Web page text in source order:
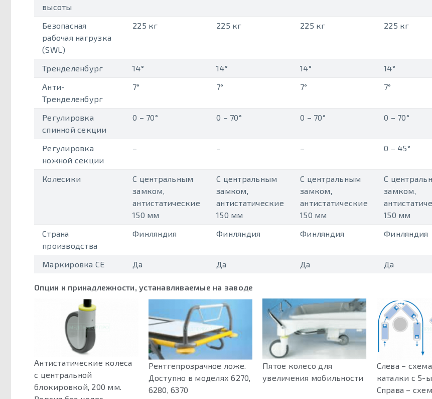
высоты
Безопасная
рабочая нагрузка
(SWL)
225 кг 225 кг 225 кг 225 кг
Тренделенбург 14° 14° 14° 14°
Анти-
Тренделенбург
7° 7° 7° 7°
Регулировка
спинной секции
0 – 70° 0 – 70° 0 – 70° 0 – 70°
Регулировка
ножной секции
– – – 0 – 45°
Колесики
С центральным
замком,
антистатические
150 мм
С центральным
замком,
антистатические
150 мм
С центральным
замком,
антистатические
150 мм
С
замком,
150 мм
Страна
производства
Финляндия Финляндия Финляндия Финляндия
Маркировка CE Да Да Да Да
Опции и принадлежности, устанавливаемые на заводе
Антистатические колеса
с центральной
блокировкой, 200 мм.
Рентгепрозрачное ложе.
Доступно в моделях 6270,
6280, 6370
Пятое колесо для
увеличения мобильности
Слева –
каталки с 5-
Справа –